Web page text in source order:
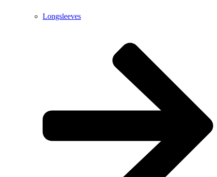
Longsleeves